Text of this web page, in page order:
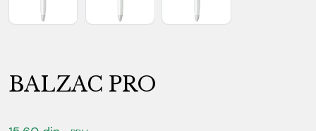
BALZAC PRO